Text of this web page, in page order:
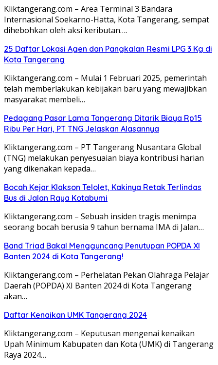
Kliktangerang.com – Area Terminal 3 Bandara
Internasional Soekarno-Hatta, Kota Tangerang, sempat
dihebohkan oleh aksi keributan….
25 Daftar Lokasi Agen dan Pangkalan Resmi LPG 3 Kg di
Kota Tangerang
Kliktangerang.com – Mulai 1 Februari 2025, pemerintah
telah memberlakukan kebijakan baru yang mewajibkan
masyarakat membeli…
Pedagang Pasar Lama Tangerang Ditarik Biaya Rp15
Ribu Per Hari, PT TNG Jelaskan Alasannya
Kliktangerang.com – PT Tangerang Nusantara Global
(TNG) melakukan penyesuaian biaya kontribusi harian
yang dikenakan kepada…
Bocah Kejar Klakson Telolet, Kakinya Retak Terlindas
Bus di Jalan Raya Kotabumi
Kliktangerang.com – Sebuah insiden tragis menimpa
seorang bocah berusia 9 tahun bernama IMA di Jalan…
Band Triad Bakal Mengguncang Penutupan POPDA XI
Banten 2024 di Kota Tangerang!
Kliktangerang.com – Perhelatan Pekan Olahraga Pelajar
Daerah (POPDA) XI Banten 2024 di Kota Tangerang
akan…
Daftar Kenaikan UMK Tangerang 2024
Kliktangerang.com – Keputusan mengenai kenaikan
Upah Minimum Kabupaten dan Kota (UMK) di Tangerang
Raya 2024…